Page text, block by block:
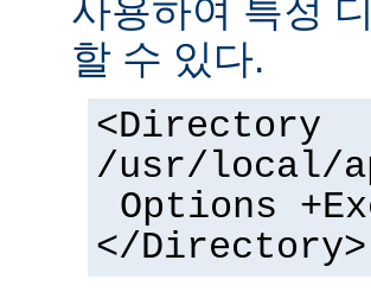
사용하여 특정
할 수 있다.
<Directory
/usr/local/
Options
</Directory>